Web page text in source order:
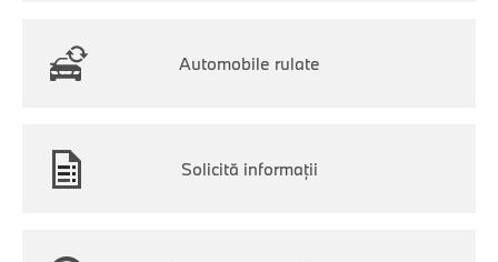
Automobile rulate
Solicită informaţii